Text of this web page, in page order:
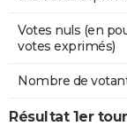
Votes nuls (en
votes exprimés)
Nombre de
Résultat 1er tour